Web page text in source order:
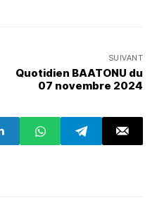
SUIVANT
Quotidien BAATONU du
07 novembre 2024